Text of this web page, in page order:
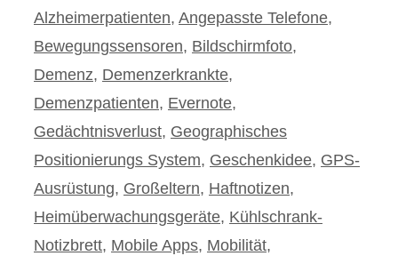
Alzheimerpatienten, Angepasste Telefone,
Bewegungssensoren, Bildschirmfoto,
Demenz, Demenzerkrankte,
Demenzpatienten, Evernote,
Gedächtnisverlust, Geographisches
Positionierungs System, Geschenkidee, GPS-
Ausrüstung, Großeltern, Haftnotizen,
Heimüberwachungsgeräte, Kühlschrank-
Notizbrett, Mobile Apps, Mobilität,